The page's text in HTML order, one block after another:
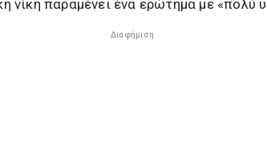
νίκη παραμένει ένα ερώτημα με «πολύ
Διαφήμιση